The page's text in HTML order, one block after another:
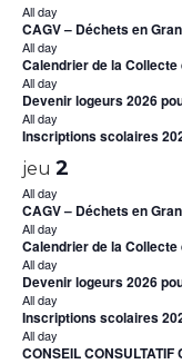
All day
CAGV – Déchets en
All day
Calendrier de la Collecte
All day
Devenir logeurs 2026
All day
Inscriptions scolaires
jeu 2
All day
CAGV – Déchets en
All day
Calendrier de la Collecte
All day
Devenir logeurs 2026
All day
Inscriptions scolaires
All day
CONSEIL CONSULTATIF